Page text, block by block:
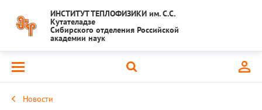
ИНСТИТУТ ТЕПЛОФИЗИКИ им. С.С.
Кутателадзе
Сибирского отделения Российской
академии наук
Новости